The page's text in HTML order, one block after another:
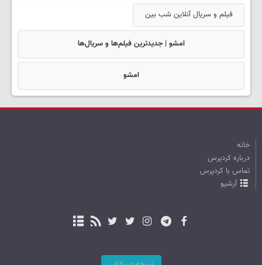
فیلم و سریال آنلاین شب بین
امشو | جدیدترین فیلم‌ها و سریال‌ها
امشو
خانه
درباره کردپرس
تماس با کردپرس
آرشیو